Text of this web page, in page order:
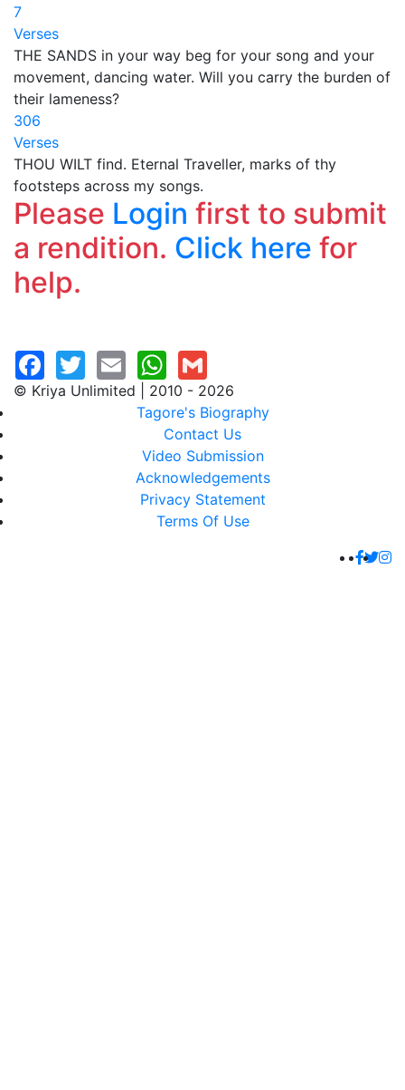
7
Verses
THE SANDS in your way beg for your song and your
movement, dancing water. Will you carry the burden of
their lameness?
306
Verses
THOU WILT find. Eternal Traveller, marks of thy
footsteps across my songs.
Please Login first to submit
a rendition. Click here for
help.
© Kriya Unlimited | 2010 - 2026
Tagore's Biography
Contact Us
Video Submission
Acknowledgements
Privacy Statement
Terms Of Use